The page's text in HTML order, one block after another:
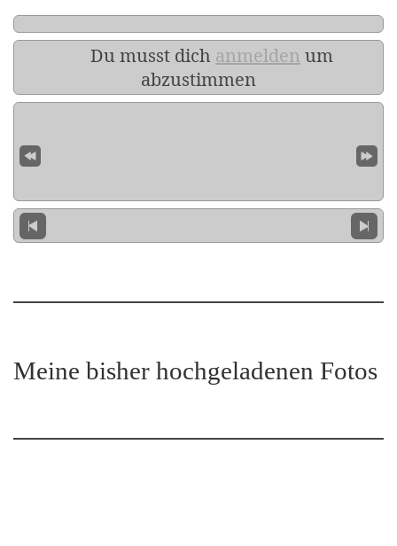
Du musst dich anmelden um
abzustimmen
Meine bisher hochgeladenen Fotos